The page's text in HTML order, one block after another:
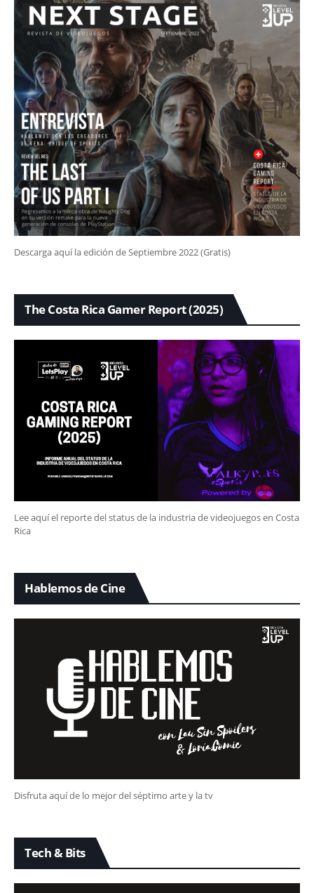
Descarga aquí la edición de Septiembre 2022 (Gratis)
The Costa Rica Gamer Report (2025)
Lee aquí el reporte del status de la industria de videojuegos en Costa
Rica
Hablemos de Cine
Disfruta aquí de lo mejor del séptimo arte y la tv
Tech & Bits